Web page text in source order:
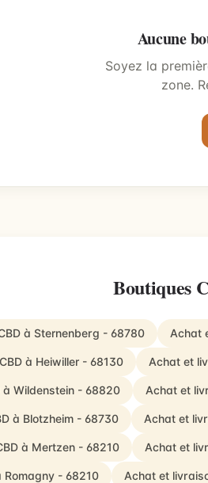
Aucune
Soyez la
zone.
Boutiques
à Sternenberg - 68780 Achat
à Heiwiller - 68130 Achat et
Wildenstein - 68820 Achat et
à Blotzheim - 68730 Achat et
à Mertzen - 68210 Achat et
Romagny - 68210 Achat et